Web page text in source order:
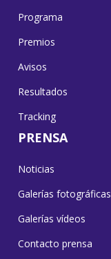
Programa
Premios
Avisos
Resultados
Tracking
PRENSA
Noticias
Galerías fotográficas
Galerías vídeos
Contacto prensa